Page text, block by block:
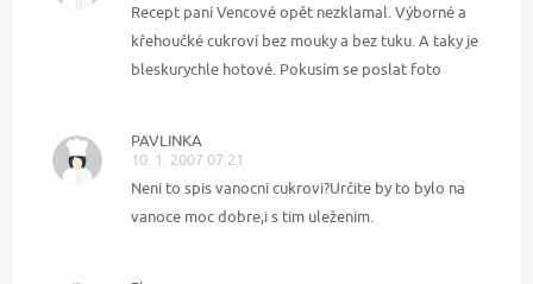
Recept paní Vencové opět nezklamal. Výborné a
křehoučké cukroví bez mouky a bez tuku. A taky je
bleskurychle hotové. Pokusím se poslat foto
PAVLINKA
10. 1. 2007 07:21
Neni to spis vanocni cukrovi?Určite by to bylo na
vanoce moc dobre,i s tim uleženim.